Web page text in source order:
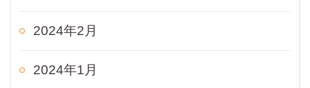
2024年2月
2024年1月